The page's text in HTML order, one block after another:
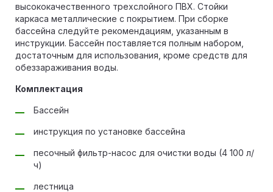
высококачественного трехслойного ПВХ. Стойки
каркаса металлические с покрытием. При сборке
бассейна следуйте рекомендациям, указанным в
инструкции. Бассейн поставляется полным набором,
достаточным для использования, кроме средств для
обеззараживания воды.
Комплектация
Бассейн
инструкция по установке бассейна
песочный фильтр-насос для очистки воды (4 100 л/
ч)
лестница